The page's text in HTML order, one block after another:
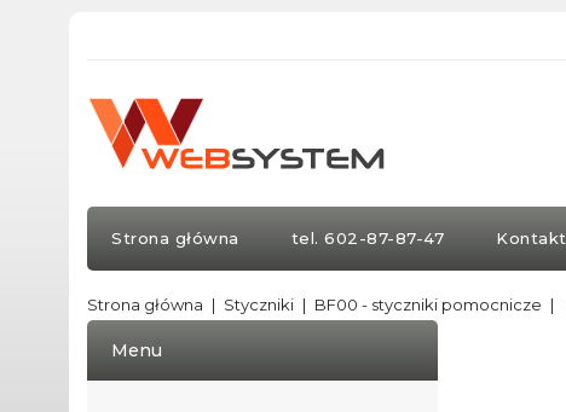
Strona główna tel. 602-87-87-47 Kontakt
Strona główna Styczniki BF00 - styczniki pomocnicze
Menu